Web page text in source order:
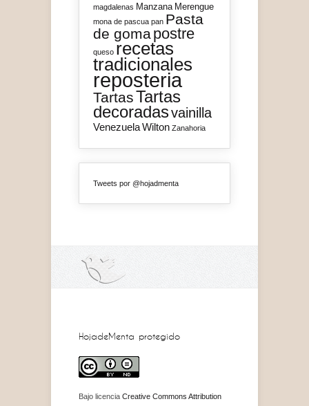
magdalenas Manzana Merengue
mona de pascua pan Pasta
de gomapostre
queso recetas
tradicionales
reposteria
TartasTartas
decoradasvainilla
VenezuelaWilton Zanahoria
Tweets por @hojadmenta
HojadeMenta protegido
Bajo licencia Creative Commons Attribution